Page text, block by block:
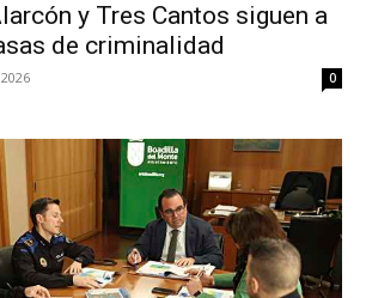
y Tres Cantos siguen a
de criminalidad
0